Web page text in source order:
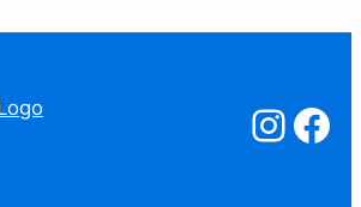
Salzstreuner